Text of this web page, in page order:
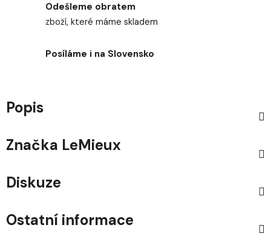
Odešleme obratem
zboží, které máme skladem
Posíláme i na Slovensko
Popis
Značka LeMieux
Diskuze
Ostatní informace